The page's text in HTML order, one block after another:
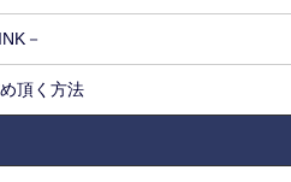
－
頂く方法